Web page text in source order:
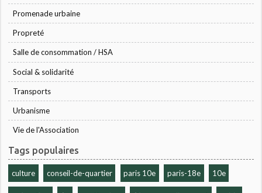
Promenade urbaine
Propreté
Salle de consommation / HSA
Social & solidarité
Transports
Urbanisme
Vie de l'Association
Tags populaires
culture conseil-de-quartier paris 10e paris-18e 10e